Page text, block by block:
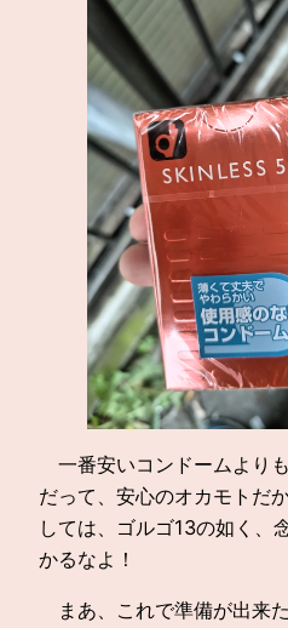
一番安いコンドームより
だって、安心のオカモトだ
しては、ゴルゴ13の如く、
かるなよ！
まあ、これで準備が出来